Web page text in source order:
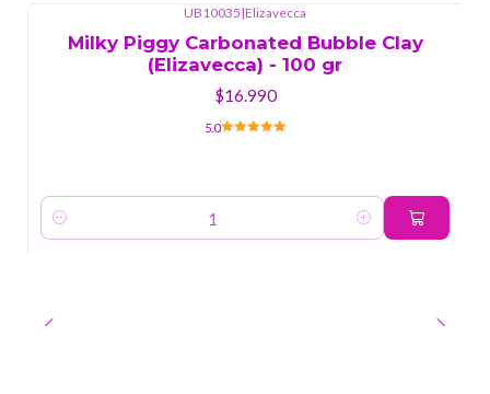
UB10035|Elizavecca
Milky Piggy Carbonated Bubble Clay
(Elizavecca) - 100 gr
$16.990
5.0
Cantidad